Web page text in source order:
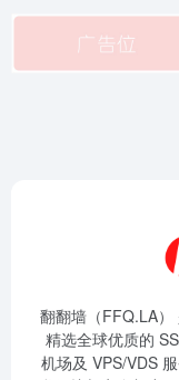
翻翻墙（FFQ.LA）
精选全球优质的
机场及 VPS/VDS